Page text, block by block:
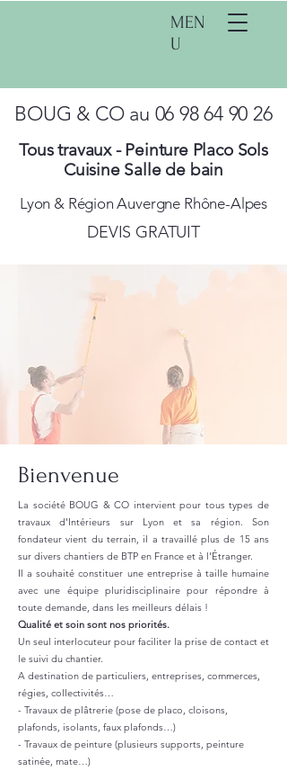
MEN
U
BOUG & CO au 06 98 64 90 26
Tous travaux - Peinture Placo Sols
Cuisine Salle de bain
Lyon & Région Auvergne Rhône-Alpes
DEVIS GRATUIT
Bienvenue
La société BOUG & CO intervient pour tous types de
travaux d'Intérieurs sur Lyon et sa région. Son
fondateur vient du terrain, il a travaillé plus de 15 ans
sur divers chantiers de BTP en France et à l'Étranger.
Il a souhaité constituer une entreprise à taille humaine
avec une équipe pluridisciplinaire pour répondre à
toute demande, dans les meilleurs délais !
Qualité et soin sont nos priorités.
Un seul interlocuteur pour faciliter la prise de contact et
le suivi du chantier.
A destination de particuliers, entreprises, commerces,
régies, collectivités…
- Travaux de plâtrerie (pose de placo, cloisons,
plafonds, isolants, faux plafonds…)
- Travaux de peinture (plusieurs supports, peinture
satinée, mate…)